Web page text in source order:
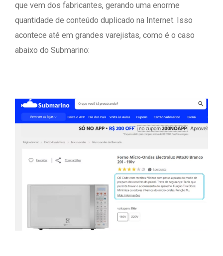
que vem dos fabricantes, gerando uma enorme
quantidade de conteúdo duplicado na Internet. Isso
acontece até em grandes varejistas, como é o caso
abaixo do Submarino: